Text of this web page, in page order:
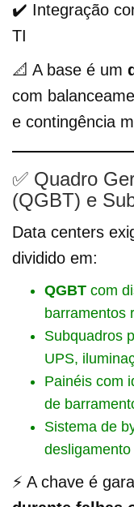
✔️ Integração
TI
📐 A base é um
com
e contingência
✅ Quadro
(QGBT) e
Data centers
dividido em:
QGBT com
barramentos
Subquadros
UPS,
Painéis com
de
Sistema de
desligamento
⚡ A chave é